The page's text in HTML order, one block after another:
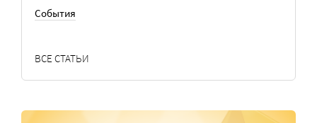
События
ВСЕ СТАТЬИ